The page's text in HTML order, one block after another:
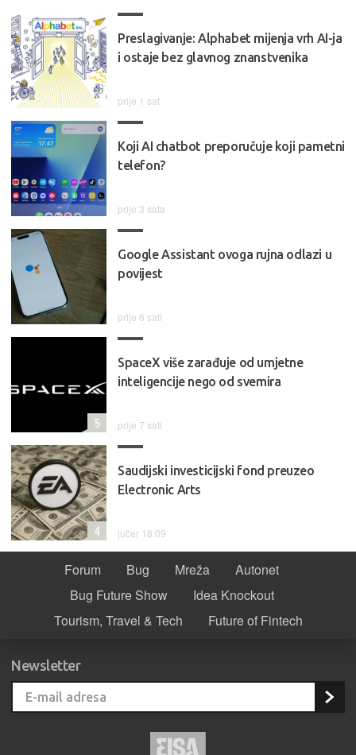
Preslagivanje: Alphabet mijenja vrh AI-ja
i ostaje bez glavnog znanstvenika
prije 1 sat
Koji AI chatbot preporučuje koji pametni
telefon?
prije 3 sata
Google Assistant ovoga rujna odlazi u
povijest
prije 6 sati
SpaceX više zarađuje od umjetne
inteligencije nego od svemira
prije 7 sati
5
Saudijski investicijski fond preuzeo
Electronic Arts
jučer 18:09
4
Forum Bug Mreža
Autonet
Bug Future Show
Idea Knockout
Tourism, Travel & Tech
Future of Fintech
Newsletter